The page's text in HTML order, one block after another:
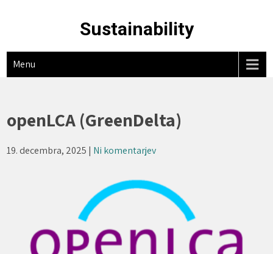
Sustainability
Menu
openLCA (GreenDelta)
19. decembra, 2025 | Ni komentarjev